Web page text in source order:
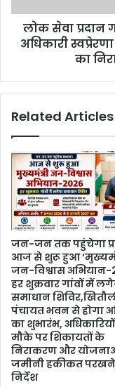
लोक सेवा प्रदान
अधिकारी
का
Related Articles
जन-जन तक पहुंचेगा
आज से शुरू हुआ
जन-विश्वास अभियान-
हर शुक्रवार गांवों में
समाधान
पंचायत भवन से होगा
का शुभारंभ,
मौके पर शिकायतों के
निराकरण और
जमीनी हकीकत
निर्देश